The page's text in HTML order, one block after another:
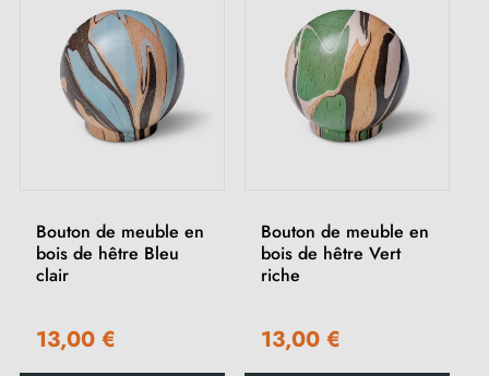
Bouton de meuble en
bois de hêtre Bleu
clair
13,00 €
Bouton de meuble en
bois de hêtre Vert
riche
13,00 €